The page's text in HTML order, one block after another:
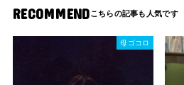
RECOMMEND
母ゴコロ